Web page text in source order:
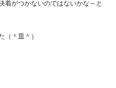
着がつかないのではないかな～と
（＾皿＾）